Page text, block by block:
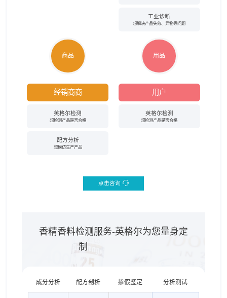
工业诊断
想解决产品失效、异物等问题
商品
经销商商
英格尔检测
想检测产品是否合格
配方分析
想模仿生产产品
用品
用户
英格尔检测
想检测产品是否合格
点击咨询
香精香料检测服务-英格尔为您量身定
制
成分分析 配方剖析 掺假鉴定 分析测试